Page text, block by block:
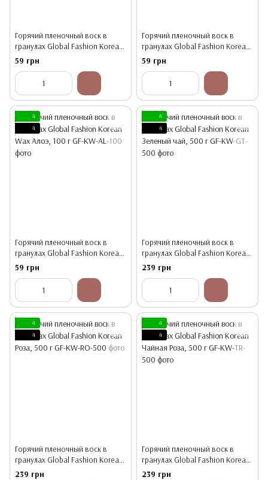
Горячий пленочный воск в
гранулах Global Fashion Korean
Wax Азулен, 100 г
59 грн
Горячий пленочный воск в
гранулах Global Fashion Korean
Wax Виноград, 100 г
59 грн
4
4
Горячий пленочный воск в
гранулах Global Fashion Korean
Wax Алоэ, 100 г
59 грн
4
4
Горячий пленочный воск в
гранулах Global Fashion Korean
Зеленый чай, 500 г
239 грн
4
4
Горячий пленочный воск в
гранулах Global Fashion Korean
Роза, 500 г
239 грн
4
4
Горячий пленочный воск в
гранулах Global Fashion Korean
Чайная Роза, 500 г
239 грн